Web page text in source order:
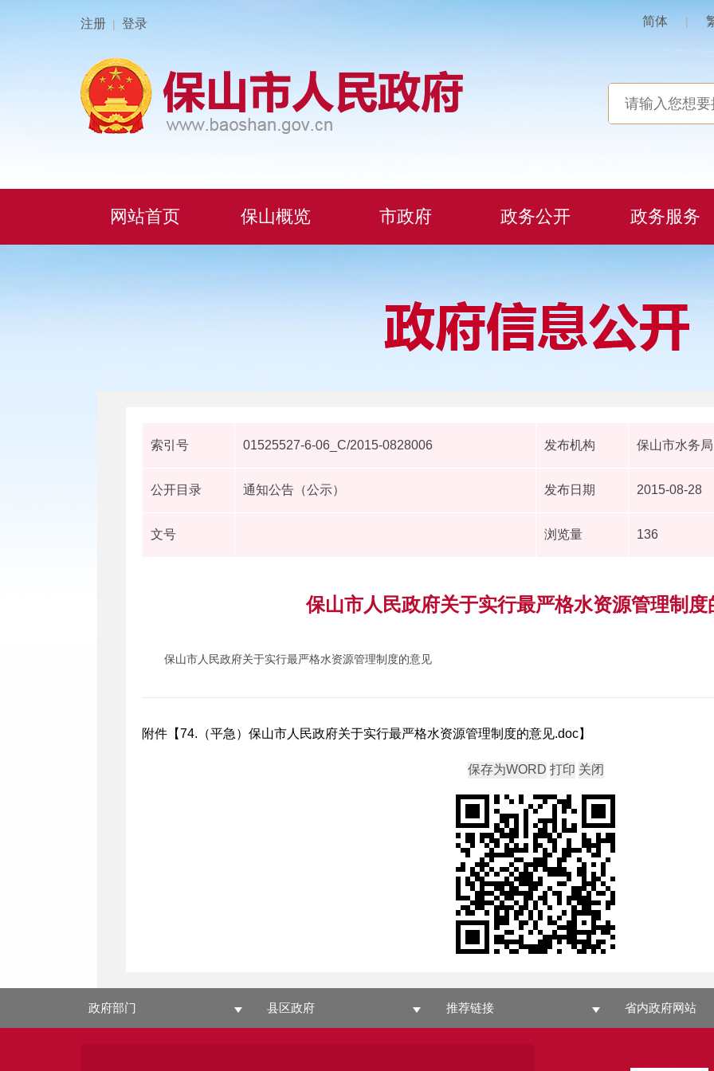
注册 | 登录 简体 |
网站首页 保山概览 市政府 政务公开 政务服务
索引号 01525527-6-06_C/2015-0828006 发布机构 保山市水务局
公开目录 通知公告（公示） 发布日期 2015-08-28
文号 浏览量 136
保山市人民政府关于实行最严格水资源管理制度
保山市人民政府关于实行最严格水资源管理制度的意见
附件【74.（平急）保山市人民政府关于实行最严格水资源管理制度的意见.doc】
政府部门 县区政府 推荐链接 省内政府网站